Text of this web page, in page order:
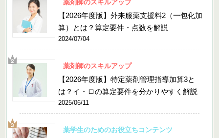
薬剤師のスキルアップ
【2026年度版】外来服薬支援料2（一包化加
算）とは？算定要件・点数を解説
2024/07/04
薬剤師のスキルアップ
【2026年度版】特定薬剤管理指導加算3と
は？イ・ロの算定要件を分かりやすく解説
2025/06/11
薬学生のためのお役立ちコンテンツ